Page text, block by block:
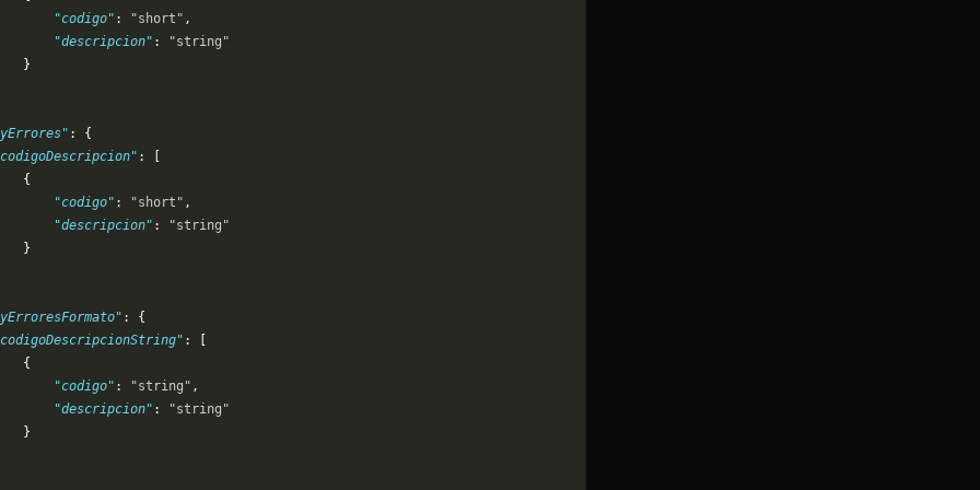
"codigo"
: "short" ,
"descripcion"
:
"string"
}
: {
: [
{
"codigo"
: "short" ,
"descripcion"
:
"string"
}
: {
: [
{
"codigo"
: "string" ,
"descripcion"
:
"string"
}